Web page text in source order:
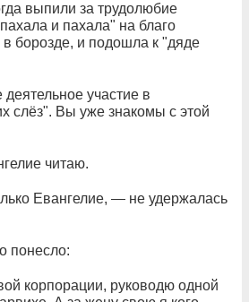
выпили за трудолюбие
и пахала" на благо
борозде, и подошла к "дяде
участие в
слёз". Вы уже знакомы с этой
читаю.
Евангелие, — не удержалась
понесло:
корпорации, руководю одной